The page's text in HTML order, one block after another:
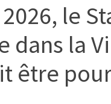
le
dans la
être